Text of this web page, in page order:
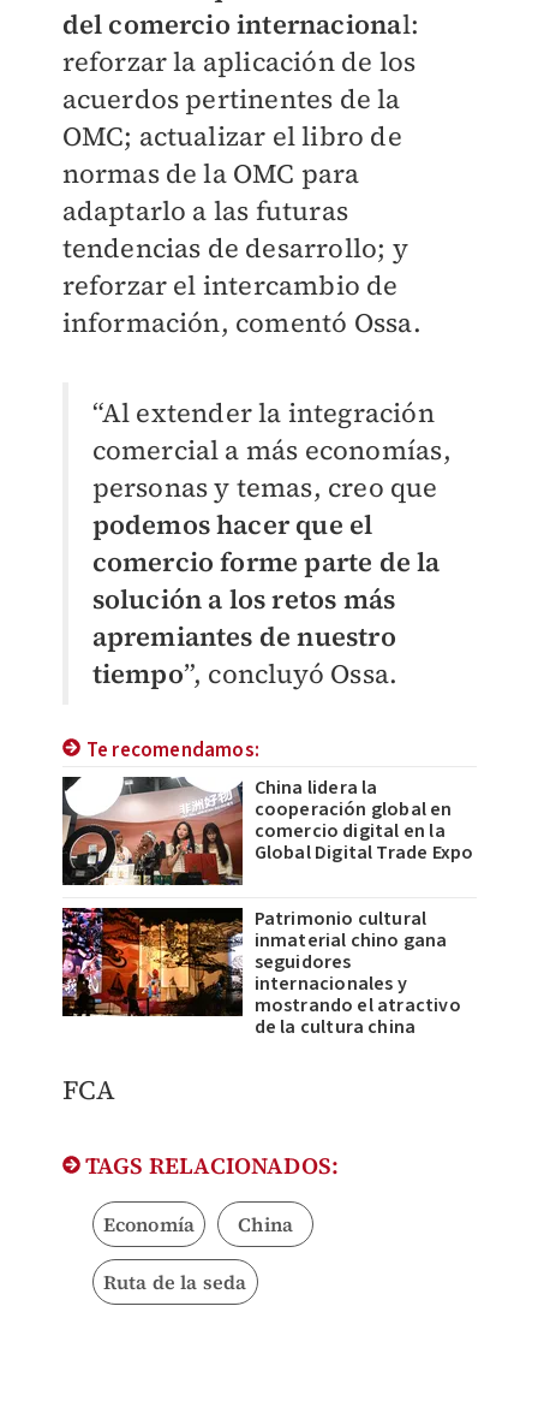
del comercio internacional:
reforzar la aplicación de los
acuerdos pertinentes de la
OMC; actualizar el libro de
normas de la OMC para
adaptarlo a las futuras
tendencias de desarrollo; y
reforzar el intercambio de
información, comentó Ossa.
“Al extender la integración
comercial a más economías,
personas y temas, creo que
podemos hacer que el
comercio forme parte de la
solución a los retos más
apremiantes de nuestro
tiempo”, concluyó Ossa.
Te recomendamos:
China lidera la
cooperación global en
comercio digital en la
Global Digital Trade Expo
Patrimonio cultural
inmaterial chino gana
seguidores
internacionales y
mostrando el atractivo
de la cultura china
FCA
TAGS RELACIONADOS:
Economía China
Ruta de la seda